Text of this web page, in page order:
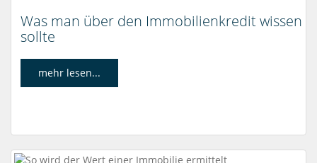
Was man über den Immobilienkredit wissen
sollte
mehr lesen...